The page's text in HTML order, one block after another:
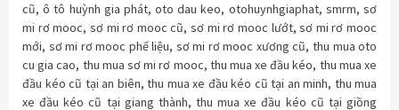
cũ,ô tô huỳnh gia phát,oto dau keo, otohuynhgiaphat, smrm,sơ
mi rơ mooc, sơ mi rơ mooc cũ, sơ mi rơ mooc lướt,sơ mi rơ mooc
mới, sơ mi rơ mooc phế liệu, sơ mi rơ mooc xương cũ, thu mua oto
cu gia cao, thu mua sơ mi rơ mooc, thu mua xe đầu kéo, thu mua xe
đầu kéo cũ tại an biên, thu mua xe đầu kéo cũ tại an minh, thu mua
xe đầu kéo cũ tại giang thành,thu mua xe đầu kéo cũ tại giồng